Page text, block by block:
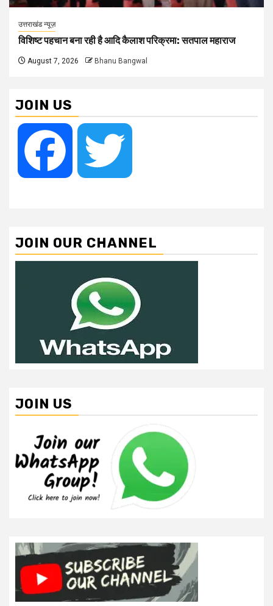
उत्तराखंड न्यूज़
विशिष्ट पहचान बना रही है आदि कैलाश परिक्रमा: सतपाल महाराज
August 7, 2026 Bhanu Bangwal
JOIN US
Facebook
JOIN OUR CHANNEL
JOIN US